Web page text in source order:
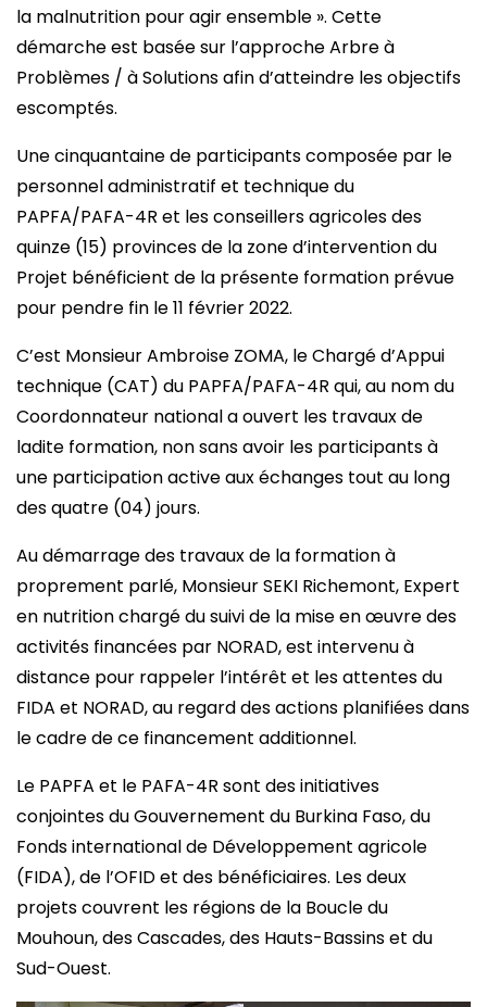
la malnutrition pour agir ensemble ». Cette
démarche est basée sur l’approche Arbre à
Problèmes / à Solutions afin d’atteindre les objectifs
escomptés.
Une cinquantaine de participants composée par le
personnel administratif et technique du
PAPFA/PAFA-4R et les conseillers agricoles des
quinze (15) provinces de la zone d’intervention du
Projet bénéficient de la présente formation prévue
pour pendre fin le 11 février 2022.
C’est Monsieur Ambroise ZOMA, le Chargé d’Appui
technique (CAT) du PAPFA/PAFA-4R qui, au nom du
Coordonnateur national a ouvert les travaux de
ladite formation, non sans avoir les participants à
une participation active aux échanges tout au long
des quatre (04) jours.
Au démarrage des travaux de la formation à
proprement parlé, Monsieur SEKI Richemont, Expert
en nutrition chargé du suivi de la mise en œuvre des
activités financées par NORAD, est intervenu à
distance pour rappeler l’intérêt et les attentes du
FIDA et NORAD, au regard des actions planifiées dans
le cadre de ce financement additionnel.
Le PAPFA et le PAFA-4R sont des initiatives
conjointes du Gouvernement du Burkina Faso, du
Fonds international de Développement agricole
(FIDA), de l’OFID et des bénéficiaires. Les deux
projets couvrent les régions de la Boucle du
Mouhoun, des Cascades, des Hauts-Bassins et du
Sud-Ouest.